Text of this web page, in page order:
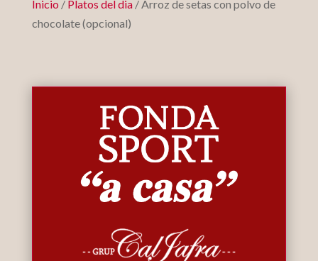
Inicio / Platos del dia/ Arroz de setas con polvo de
chocolate (opcional)